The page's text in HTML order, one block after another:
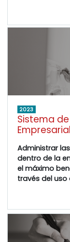
2023
Sistema
Empresarial
Administrar
dentro de la
el máximo
través del